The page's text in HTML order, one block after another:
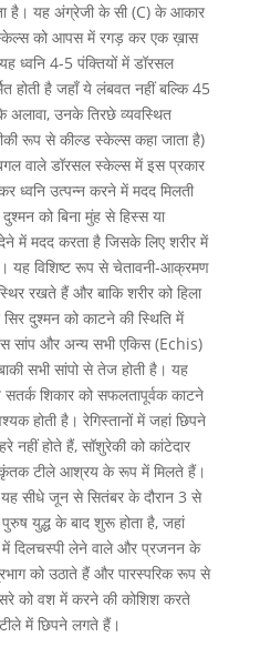
है। यह अंग्रेजी के सी (C) के आकार
को आपस में रगड़ कर एक ख़ास
ध्वनि 4-5 पंक्तियों में डॉरसल
होती है जहाँ ये लंबवत नहीं बल्कि 45
उनके तिरछे व्यवस्थित
रूप से कील्ड स्केल्स कहा जाता है)
वाले डॉरसल स्केल्स में इस प्रकार
ध्वनि उत्पन्न करने में मदद मिलती
को बिना मुंह से हिस्स या
में मदद करता है जिसके लिए शरीर में
यह विशिष्ट रूप से चेतावनी-आक्रमण
रखते हैं और बाकि शरीर को हिला
दुश्मन को काटने की स्थिति में
सांप और अन्य सभी एकिस (Echis)
सभी सांपो से तेज होती है। यह
शिकार को सफलतापूर्वक काटने
होती है। रेगिस्तानों में जहां छिपने
नहीं होते हैं, सॉशुरेकी को कांटेदार
कृंतक टीले आश्रय के रूप में मिलते हैं।
सीधे जून से सितंबर के दौरान 3 से
युद्ध के बाद शुरू होता है, जहां
में दिलचस्पी लेने वाले और प्रजनन के
को उठाते हैं और पारस्परिक रूप से
को वश में करने की कोशिश करते
टीले में छिपने लगते हैं।